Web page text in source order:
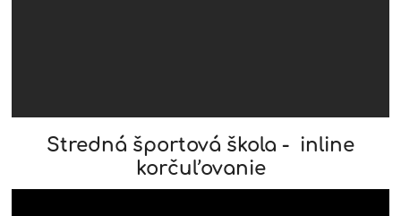
Stredná športová škola - inline
korčuľovanie